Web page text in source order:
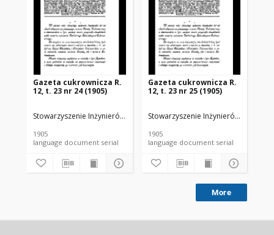
Gazeta cukrownicza R.
12, t. 23 nr 24 (1905)
Stowarzyszenie Inżynierów i Techników Przemysłu Rolnego i
1905
language document serial
Gazeta cukrownicza R.
12, t. 23 nr 25 (1905)
Stowarzyszenie Inżynierów i
1905
language document serial
More